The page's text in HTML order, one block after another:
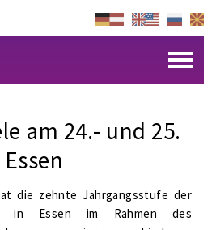
am 24.- und 25.
die zehnte Jahrgangsstufe der
in Essen im Rahmen des